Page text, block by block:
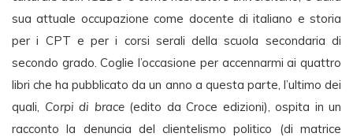
sua attuale occupazione come docente di italiano e storia
per i CPT e per i corsi serali della scuola secondaria di
secondo grado. Coglie l’occasione per accennarmi ai quattro
libri che ha pubblicato da un anno a questa parte, l’ultimo dei
quali, Corpi di brace(edito da Croce edizioni), ospita in un
racconto la denuncia del clientelismo politico (di matrice